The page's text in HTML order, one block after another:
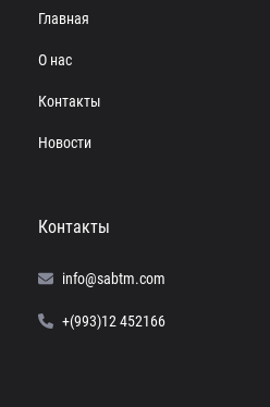
Главная
О нас
Контакты
Новости
Контакты
info@sabtm.com
+(993)12 452166